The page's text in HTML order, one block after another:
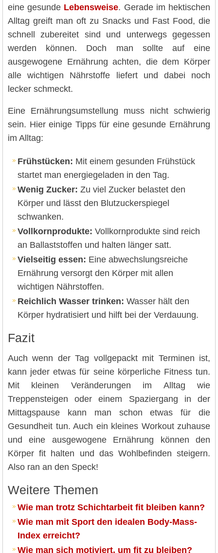
eine gesunde Lebensweise. Gerade im hektischen
Alltag greift man oft zu Snacks und Fast Food, die
schnell zubereitet sind und unterwegs gegessen
werden können. Doch man sollte auf eine
ausgewogene Ernährung achten, die dem Körper
alle wichtigen Nährstoffe liefert und dabei noch
lecker schmeckt.
Eine Ernährungsumstellung muss nicht schwierig
sein. Hier einige Tipps für eine gesunde Ernährung
im Alltag:
Frühstücken: Mit einem gesunden Frühstück
startet man energiegeladen in den Tag.
Wenig Zucker: Zu viel Zucker belastet den
Körper und lässt den Blutzuckerspiegel
schwanken.
Vollkornprodukte: Vollkornprodukte sind reich
an Ballaststoffen und halten länger satt.
Vielseitig essen: Eine abwechslungsreiche
Ernährung versorgt den Körper mit allen
wichtigen Nährstoffen.
Reichlich Wasser trinken: Wasser hält den
Körper hydratisiert und hilft bei der Verdauung.
Fazit
Auch wenn der Tag vollgepackt mit Terminen ist,
kann jeder etwas für seine körperliche Fitness tun.
Mit kleinen Veränderungen im Alltag wie
Treppensteigen oder einem Spaziergang in der
Mittagspause kann man schon etwas für die
Gesundheit tun. Auch ein kleines Workout zuhause
und eine ausgewogene Ernährung können den
Körper fit halten und das Wohlbefinden steigern.
Also ran an den Speck!
Weitere Themen
Wie man trotz Schichtarbeit fit bleiben kann?
Wie man mit Sport den idealen Body-Mass-
Index erreicht?
Wie man sich motiviert, um fit zu bleiben?